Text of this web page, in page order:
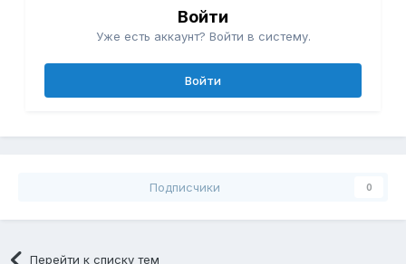
Войти
Уже есть аккаунт? Войти в систему.
Войти
Подписчики 0
Перейти к списку тем